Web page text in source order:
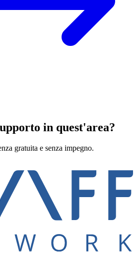
in quest'area?
gratuita e senza impegno.